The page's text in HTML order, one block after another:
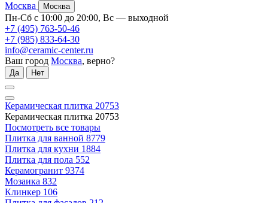
Москва
Москва
Пн-Сб с 10:00 до 20:00, Вс — выходной
+7 (495) 763-50-46
+7 (985) 833-64-30
info@ceramic-center.ru
Ваш город Москва, верно?
Да Нет
Керамическая плитка 20753
Керамическая плитка 20753
Посмотреть все товары
Плитка для ванной 8779
Плитка для кухни 1884
Плитка для пола 552
Керамогранит 9374
Мозаика 832
Клинкер 106